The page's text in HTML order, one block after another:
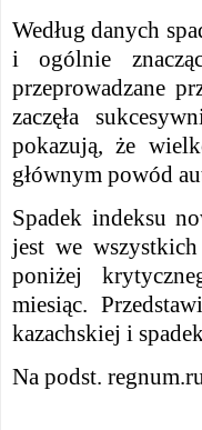
Według danych
i ogólnie
przeprowadzane
zaczęła
pokazują, że
głównym powód
Spadek indeksu
jest we
poniżej
miesiąc.
kazachskiej i
Na podst. regnum.ru